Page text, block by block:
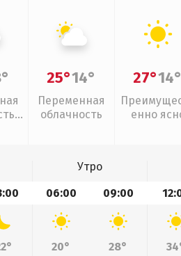
25°14°
Переменная
облачность
27°14°
енно
Утро
06:00 09:00
20° 28°